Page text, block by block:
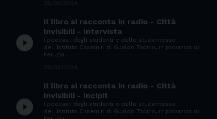
play_circle_filled
Il libro si racconta in radio - Città
Invisibili - Intervista
I podcast degli studenti e delle studentesse
dell'Istituto Casemiri di Gualdo Tadino, in provincia di
Perugia
play_circle_filled
Il libro si racconta in radio - Città
Invisibili - Incipit
I podcast degli studenti e delle studentesse
dell'Istituto Casemiri di Gualdo Tadino, in provincia di